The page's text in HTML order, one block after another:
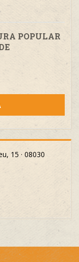
POPULAR
15 · 08030